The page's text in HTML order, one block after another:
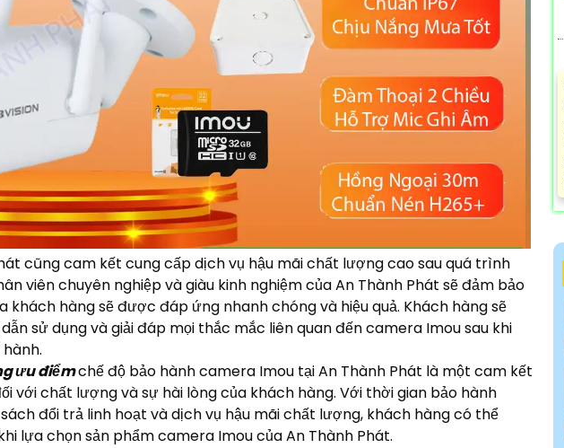
cũng cam kết cung cấp dịch vụ hậu mãi chất lượng cao sau quá trình
viên chuyên nghiệp và giàu kinh nghiệm của An Thành Phát sẽ đảm bảo
khách hàng sẽ được đáp ứng nhanh chóng và hiệu quả. Khách hàng sẽ
sử dụng và giải đáp mọi thắc mắc liên quan đến camera Imou sau khi
ưu điểmchế độ bảo hành camera Imou tại An Thành Phát là một cam kết
với chất lượng và sự hài lòng của khách hàng. Với thời gian bảo hành
đổi trả linh hoạt và dịch vụ hậu mãi chất lượng, khách hàng có thể
lựa chọn sản phẩm camera Imou của An Thành Phát.